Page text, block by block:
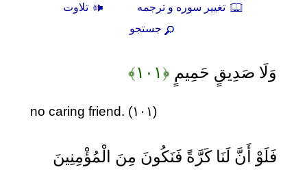
تغيير سوره و ترجمه
تلاوت
جستجو
وَلَا صَدِيقٍ حَمِيمٍ ﴿۱۰۱﴾
no caring friend. (۱۰۱)
فَلَوْ أَنَّ لَنَا كَرَّةً فَنَكُونَ مِنَ الْمُؤْمِنِينَ